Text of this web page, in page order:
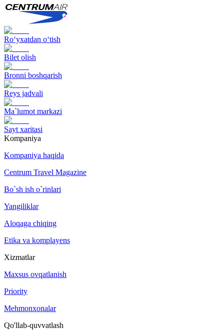
Ro‘yxatdan o‘tish
Bilet olish
Bronni boshqarish
Reys jadvali
Ma`lumot markazi
Sayt xaritasi
Kompaniya
Kompaniya haqida
Centrum Travel Magazine
Bo`sh ish o`rinlari
Yangiliklar
Aloqaga chiqing
Etika va komplayens
Xizmatlar
Maxsus ovqatlanish
Priority
Mehmonxonalar
Qo'llab-quvvatlash